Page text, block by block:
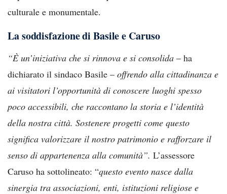
culturale e monumentale.
La soddisfazione di Basile e Caruso
“È un’iniziativa che si rinnova e si consolida – ha
dichiarato il sindaco Basile – offrendo alla cittadinanza e
ai visitatori l’opportunità di conoscere luoghi spesso
poco accessibili, che raccontano la storia e l’identità
della nostra città. Sostenere progetti come questo
significa valorizzare il nostro patrimonio e rafforzare il
senso di appartenenza alla comunità”. L’assessore
Caruso ha sottolineato: “questo evento nasce dalla
sinergia tra associazioni, enti, istituzioni religiose e